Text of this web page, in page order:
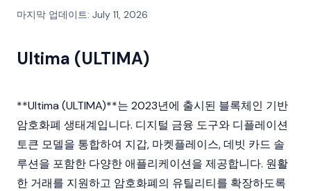
마지막 업데이트: July 11, 2026
Ultima (ULTIMA)
**Ultima (ULTIMA)**는 2023년에 출시된 블록체인 기반
암호화폐 생태계입니다. 디지털 금융 도구와 디플레이션
토큰 모델을 통합하여 지갑, 마켓플레이스, 데빗 카드 솔
루션을 포함한 다양한 애플리케이션을 제공합니다. 원활
한 거래를 지원하고 암호화폐의 유틸리티를 확장하도록